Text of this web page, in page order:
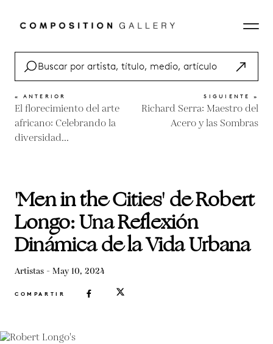
« ANTERIOR
El florecimiento del arte
africano: Celebrando la
diversidad...
SIGUIENTE »
Richard Serra: Maestro del
Acero y las Sombras
'Men in the Cities' de Robert
Longo: Una Reflexión
Dinámica de la Vida Urbana
Artistas - May 10, 2024
COMPARTIR